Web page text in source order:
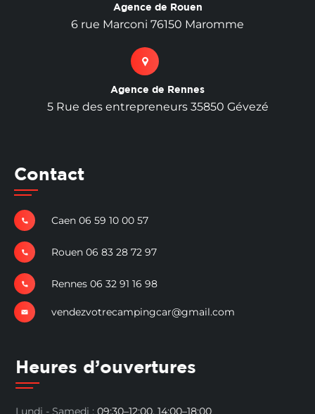
Agence de Rouen
6 rue Marconi 76150 Maromme
Agence de Rennes
5 Rue des entrepreneurs 35850 Gévezé
Contact
Caen 06 59 10 00 57
Rouen 06 83 28 72 97
Rennes 06 32 91 16 98
vendezvotrecampingcar@gmail.com
Heures d’ouvertures
Lundi - Samedi : 09:30–12:00, 14:00–18:00